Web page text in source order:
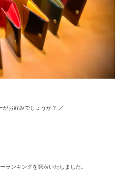
がお好みでしょうか？ ／
ランキングを発表いたしました。